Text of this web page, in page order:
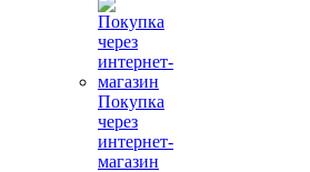
Покупка
через
интернет-
магазин